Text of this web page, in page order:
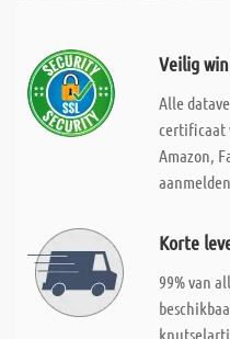
Veilig
Alle
certificaat
Amazon,
Korte
99% van